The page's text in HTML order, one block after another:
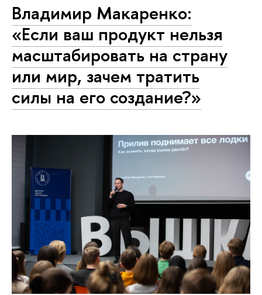
Владимир Макаренко:
«Если ваш продукт нельзя
масштабировать на страну
или мир, зачем тратить
силы на его создание?»